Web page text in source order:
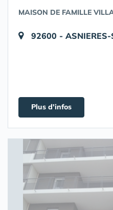
MAISON DE FAMILLE
92600 - ASNIERES-
Plus d'infos